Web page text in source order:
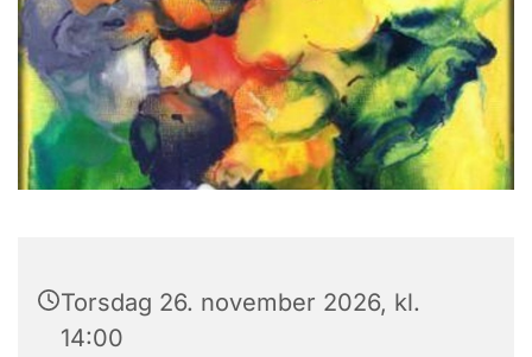
Torsdag 26. november 2026, kl.
14:00